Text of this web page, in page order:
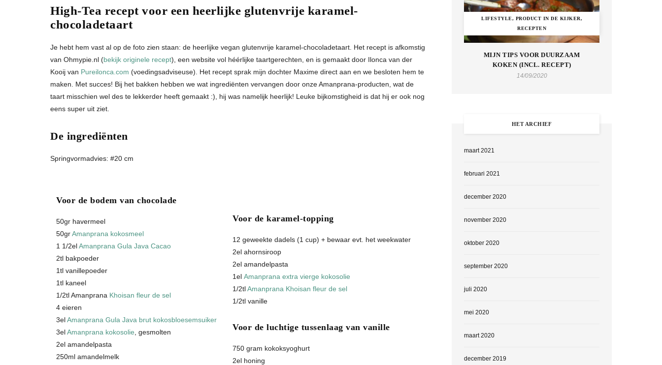
High-Tea recept voor een heerlijke glutenvrije karamel-
chocoladetaart
Je hebt hem vast al op de foto zien staan: de heerlijke vegan glutenvrije karamel-chocoladetaart. Het recept is afkomstig
van Ohmypie.nl (bekijk originele recept), een website vol héérlijke taartgerechten, en is gemaakt door Ilonca van der
Kooij van Pureilonca.com (voedingsadviseuse). Het recept sprak mijn dochter Maxime direct aan en we besloten hem te
maken. Met succes! Bij het bakken hebben we wat ingrediënten vervangen door onze Amanprana-producten, wat de
taart misschien wel des te lekkerder heeft gemaakt :), hij was namelijk heerlijk! Leuke bijkomstigheid is dat hij er ook nog
eens super uit ziet.
De ingrediënten
Springvormadvies: #20 cm
Voor de bodem van chocolade
50gr havermeel
50grAmanprana kokosmeel
1 1/2elAmanprana Gula Java Cacao
2tl bakpoeder
1tl vanillepoeder
1tl kaneel
1/2tl Amanprana Khoisan fleur de sel
4 eieren
3elAmanprana Gula Java brut kokosbloesemsuiker
3elAmanprana kokosolie , gesmolten
2el amandelpasta
250ml amandelmelk
Voor de karamel-topping
12 geweekte dadels (1 cup) + bewaar evt. het weekwater
2el ahornsiroop
2el amandelpasta
1el Amanprana extra vierge kokosolie
1/2tlAmanprana Khoisan fleur de sel
1/2tl vanille
Voor de luchtige tussenlaag van vanille
750 gram kokoksyoghurt
2el honing
LIFESTYLE, PRODUCT IN DE KIJKER,
RECEPTEN
MIJN TIPS VOOR DUURZAAM
KOKEN (INCL. RECEPT)
14/09/2020
HET ARCHIEF
maart 2021
februari 2021
december 2020
november 2020
oktober 2020
september 2020
juli 2020
mei 2020
maart 2020
december 2019